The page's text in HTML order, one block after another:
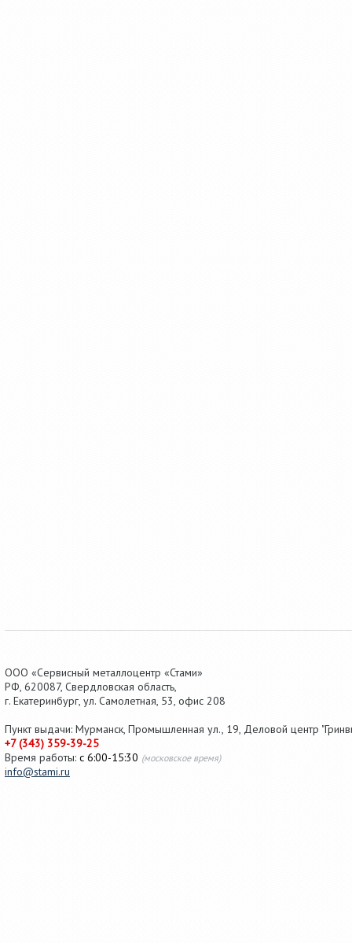
ООО «Сервисный металлоцентр «Стами»
РФ, 620087, Свердловская область,
г. Екатеринбург, ул. Самолетная, 53, офис 208
Пункт выдачи: Мурманск, Промышленная ул., 19, Деловой центр
+7 (343) 359-39-25
Время работы: с 6:00-15:30 (московское время)
info@stami.ru